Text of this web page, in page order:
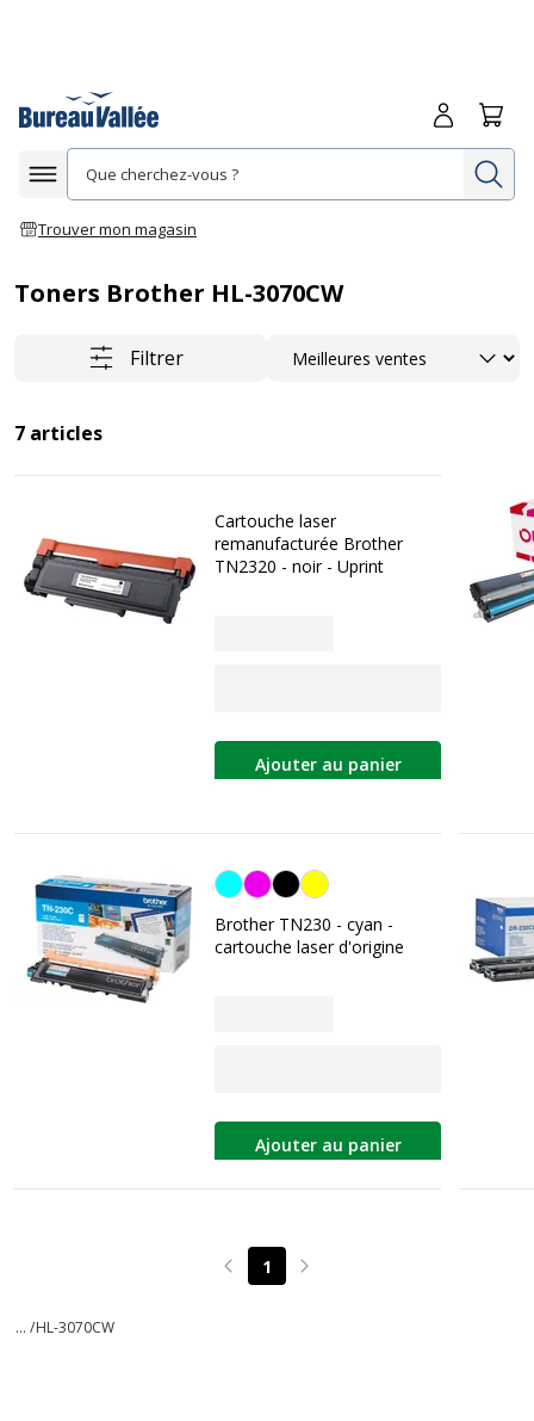
Afficher la navigation
Trouver mon magasin
Me
Toners Brother HL-3070CW
Filtrer Trier
7 articles
Cartouche laser
remanufacturée Brother
TN2320 - noir - Uprint
Ajouter au panier
Cyan
Brother TN230 - cyan -
cartouche laser d'origine
Ajouter au panier
Page précédente
1 Page suivante
... /HL-3070CW